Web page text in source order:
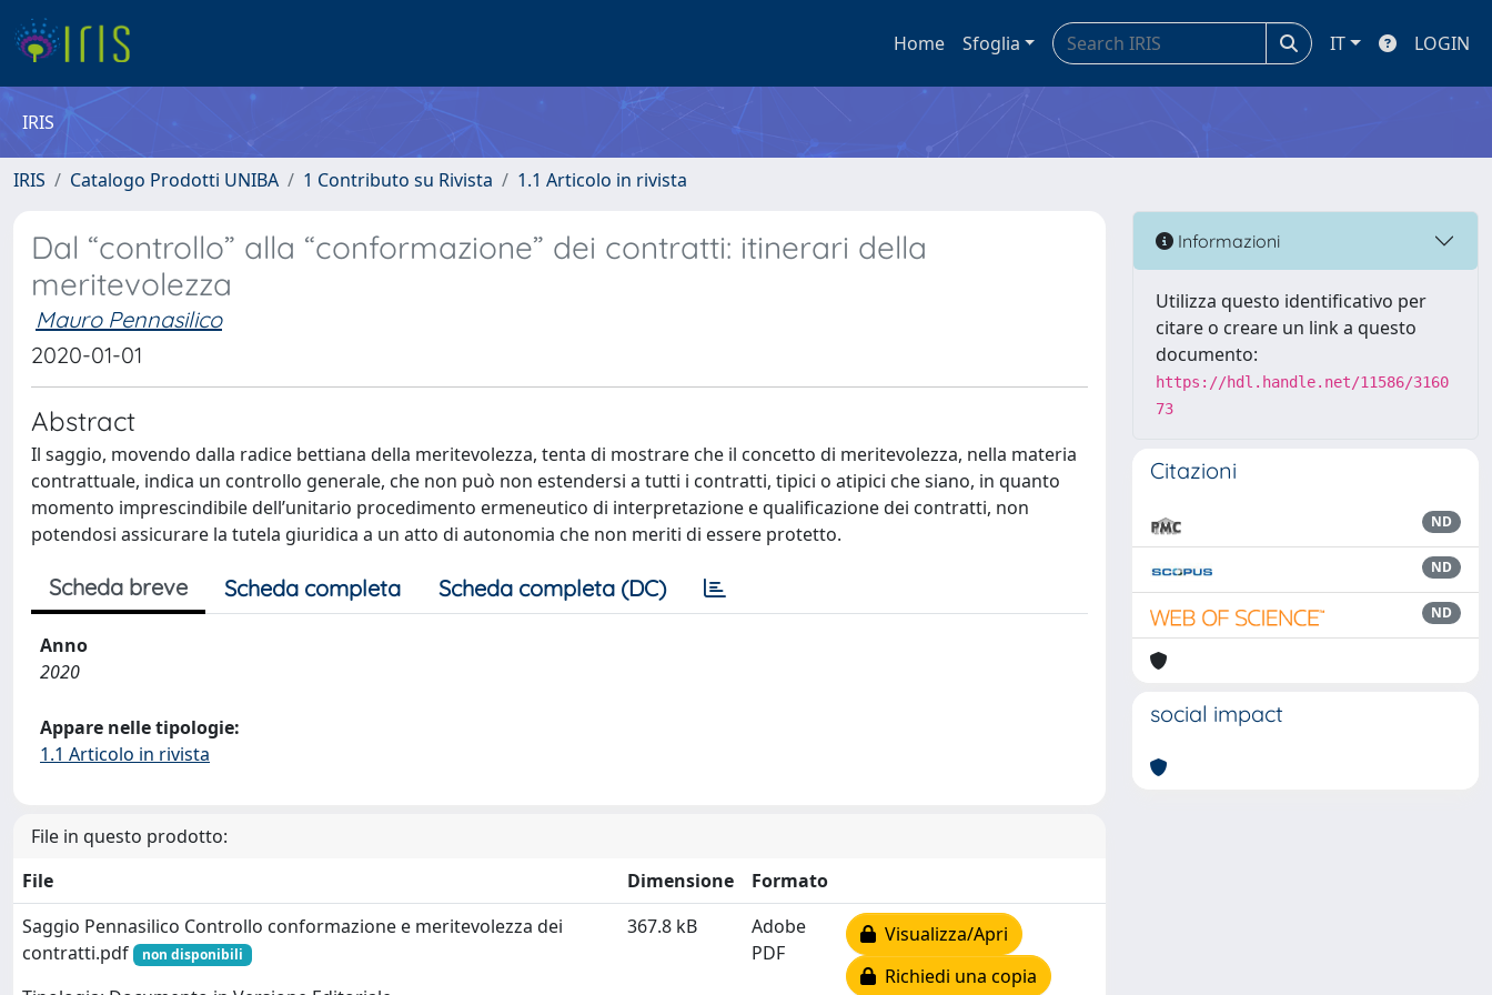
Home Sfoglia IT LOGIN
IRIS
IRIS Catalogo Prodotti UNIBA 1 Contributo su Rivista 1.1 Articolo in rivista
Dal “controllo” alla “conformazione” dei contratti: itinerari della
meritevolezza
Mauro Pennasilico
2020-01-01
Abstract
Il saggio, movendo dalla radice bettiana della meritevolezza, tenta di mostrare che il concetto di meritevolezza, nella materia
contrattuale, indica un controllo generale, che non può non estendersi a tutti i contratti, tipici o atipici che siano, in quanto
momento imprescindibile dell’unitario procedimento ermeneutico di interpretazione e qualificazione dei contratti, non
potendosi assicurare la tutela giuridica a un atto di autonomia che non meriti di essere protetto.
Scheda breve Scheda completa Scheda completa (DC)
Anno
2020
Appare nelle tipologie:
1.1 Articolo in rivista
File in questo prodotto:
File
Dimensione
Formato
Saggio Pennasilico Controllo conformazione e meritevolezza dei
contratti.pdf
non disponibili
367.8 kB
Adobe
PDF
Visualizza/Apri
Richiedi una copia
Informazioni
Utilizza questo identificativo per
citare o creare un link a questo
documento:
https://hdl.handle.net/11586/3160
73
Citazioni
ND
ND
ND
social impact